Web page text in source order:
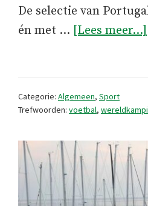
De selectie van
én met … [Lees meer...]
Categorie: Algemeen, Sport
Trefwoorden: voetbal,